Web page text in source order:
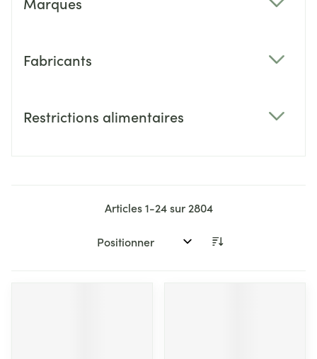
Fabricants
Restrictions alimentaires
Articles1-24sur 2804
Trier par: